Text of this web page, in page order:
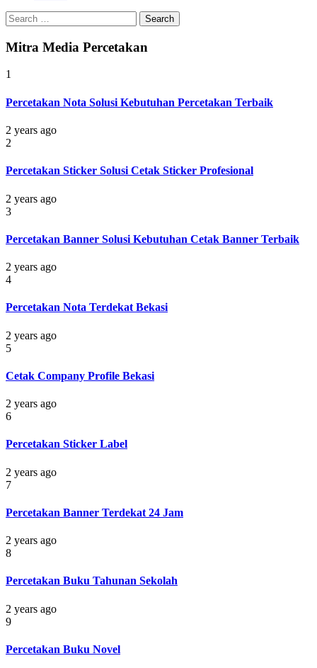
Search
for:
Mitra Media Percetakan
1
Percetakan Nota Solusi Kebutuhan Percetakan Terbaik
2 years ago
2
Percetakan Sticker Solusi Cetak Sticker Profesional
2 years ago
3
Percetakan Banner Solusi Kebutuhan Cetak Banner Terbaik
2 years ago
4
Percetakan Nota Terdekat Bekasi
2 years ago
5
Cetak Company Profile Bekasi
2 years ago
6
Percetakan Sticker Label
2 years ago
7
Percetakan Banner Terdekat 24 Jam
2 years ago
8
Percetakan Buku Tahunan Sekolah
2 years ago
9
Percetakan Buku Novel